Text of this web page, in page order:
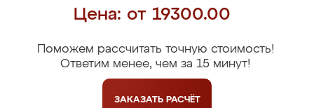
Цена: от 19300.00
Поможем рассчитать точную стоимость!
Ответим менее, чем за 15 минут!
ЗАКАЗАТЬ РАСЧЁТ